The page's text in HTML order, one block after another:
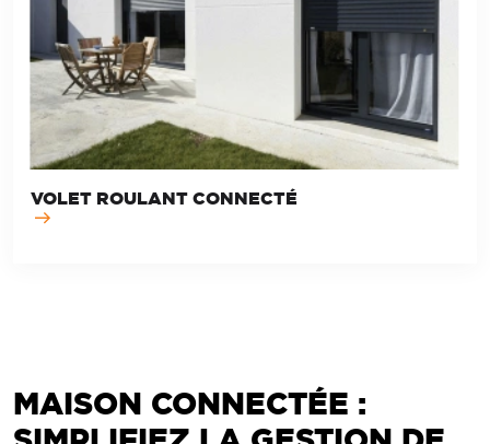
VOLET ROULANT CONNECTÉ
MAISON CONNECTÉE :